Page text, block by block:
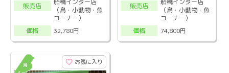
販売店
（鳥・小動物・魚
コーナー）
価格
32,780円
販売店
（鳥・小動物・魚
コーナー）
価格
74,800円
お気に入り